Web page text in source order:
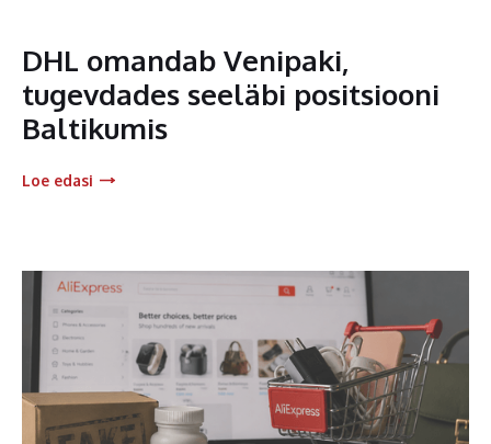
DHL omandab Venipaki,
tugevdades seeläbi positsiooni
Baltikumis
Loe edasi